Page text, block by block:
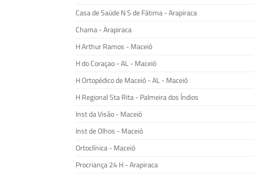
Casa de Saúde N S de Fátima - Arapiraca
Chama - Arapiraca
H Arthur Ramos - Maceió
H do Coraçao - AL - Maceió
H Ortopédico de Maceió - AL - Maceió
H Regional Sta Rita - Palmeira dos Índios
Inst da Visão - Maceió
Inst de Olhos - Maceió
Ortoclínica - Maceió
Procriança 24 H - Arapiraca